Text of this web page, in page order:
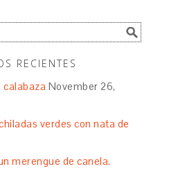
RECIENTES
calabaza November 26,
verdes con nata de
merengue de canela.